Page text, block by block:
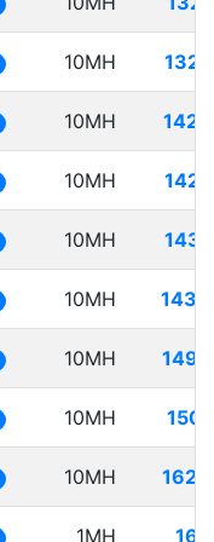
10MH
10MH
10MH
10MH
10MH
10MH
10MH
10MH
1MH